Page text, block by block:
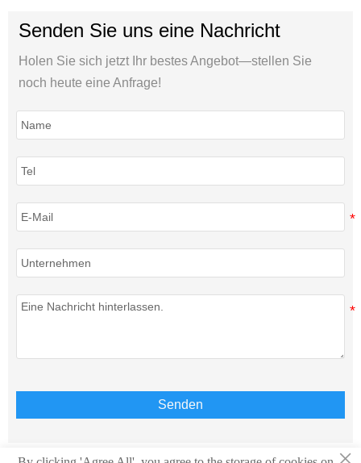
Senden Sie uns eine Nachricht
Holen Sie sich jetzt Ihr bestes Angebot—stellen Sie
noch heute eine Anfrage!
Senden